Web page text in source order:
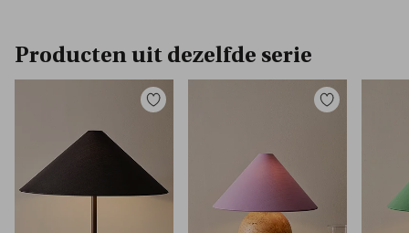
Producten uit dezelfde serie
Toevoegen
Toevoegen